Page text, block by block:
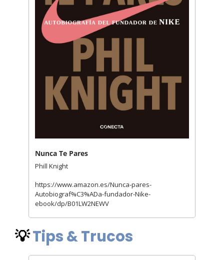
Nunca Te Pares
Phill Knight
https://www.amazon.es/Nunca-pares-
Autobiograf%C3%ADa-fundador-Nike-
ebook/dp/B01LW2NEWV
💡Tips & Trucos